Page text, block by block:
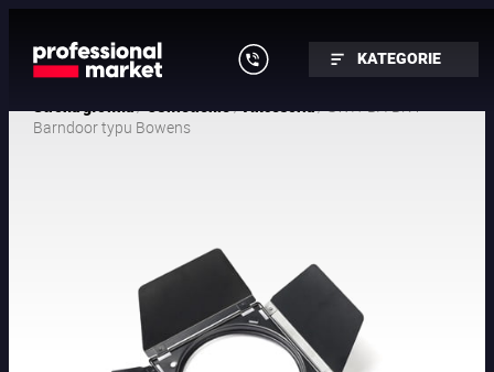
KATEGORIE
/ /
/ SWIT BA-BK4
Barndoor typu Bowens